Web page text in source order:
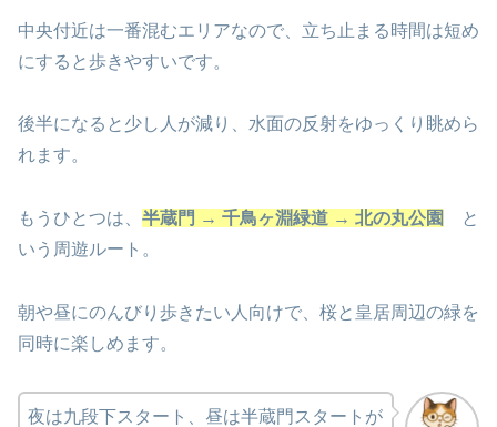
中央付近は一番混むエリアなので、立ち止まる時間は短め
にすると歩きやすいです。
後半になると少し人が減り、水面の反射をゆっくり眺めら
れます。
もうひとつは、 半蔵門 → 千鳥ヶ淵緑道 → 北の丸公園
と
いう周遊ルート。
朝や昼にのんびり歩きたい人向けで、桜と皇居周辺の緑を
同時に楽しめます。
夜は九段下スタート、昼は半蔵門スタートが